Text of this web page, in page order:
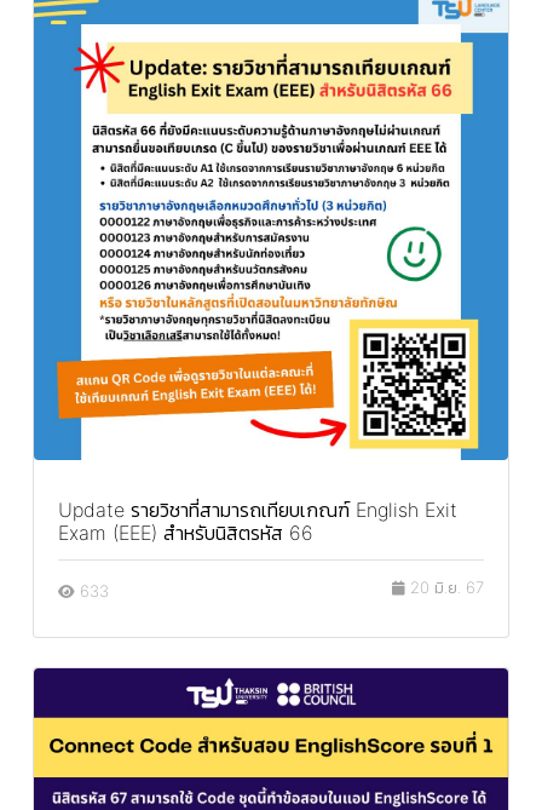
Update รายวิชาที่สามารถเทียบเกณฑ์ English Exit
Exam (EEE) สำหรับนิสิตรหัส 66
633 20 มิ.ย. 67